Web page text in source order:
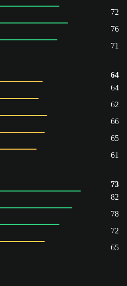
72
76
71
64
64
62
66
65
61
73
82
78
72
65